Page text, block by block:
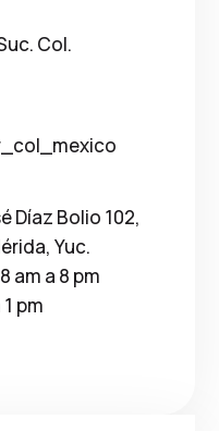
Col.
Díaz Bolio 102,
Yuc.
am a 8 pm
pm